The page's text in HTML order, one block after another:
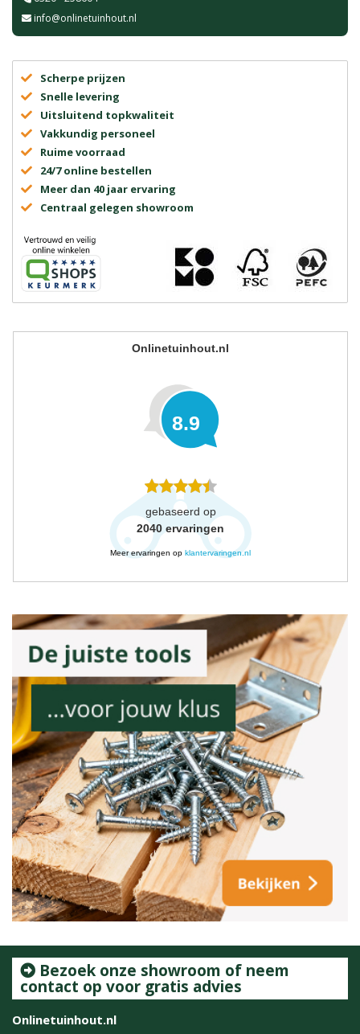
info@onlinetuinhout.nl
Scherpe prijzen
Snelle levering
Uitsluitend topkwaliteit
Vakkundig personeel
Ruime voorraad
24/7 online bestellen
Meer dan 40 jaar ervaring
Centraal gelegen showroom
Onlinetuinhout.nl
8.9
gebaseerd op
2040 ervaringen
Meer ervaringen op klantervaringen.nl
Bezoek onze showroom of neem
contact op voor gratis advies
Onlinetuinhout.nl